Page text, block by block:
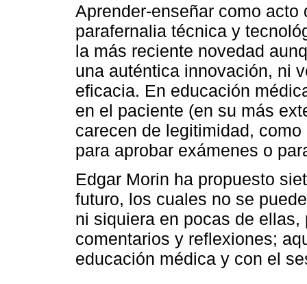
Aprender-enseñar como
parafernalia técnica y
la más reciente novedad
una auténtica innovación, ni
eficacia. En educación
en el paciente (en su más
carecen de legitimidad,
para aprobar exámenes o
Edgar Morin ha propuesto
futuro, los cuales no se
ni siquiera en pocas de
comentarios y reflexiones;
educación médica y con el